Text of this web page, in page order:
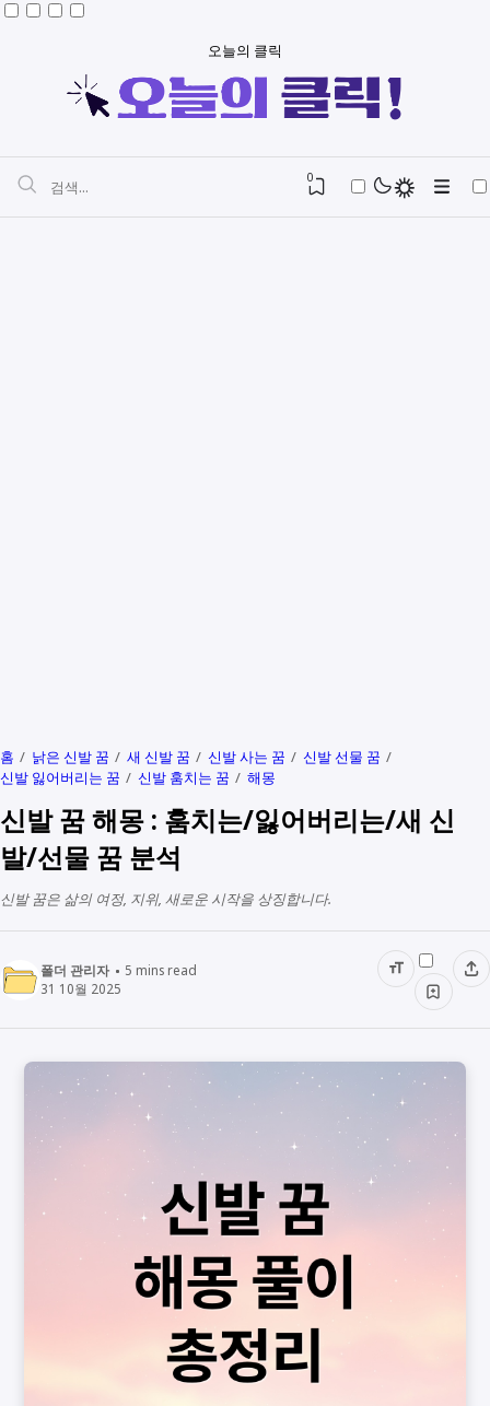
오늘의 클릭
0
홈 낡은 신발 꿈 새 신발 꿈 신발 사는 꿈
신발 선물 꿈
신발 잃어버리는 꿈
신발 훔치는 꿈 해몽
신발 꿈 해몽 : 훔치는/잃어버리는/새 신
발/선물 꿈 분석
신발 꿈은 삶의 여정, 지위, 새로운 시작을 상징합니다.
폴더 관리자 5 mins read
31 10월 2025